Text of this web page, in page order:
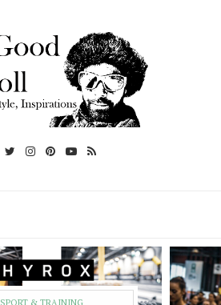
SPORT & TRAINING